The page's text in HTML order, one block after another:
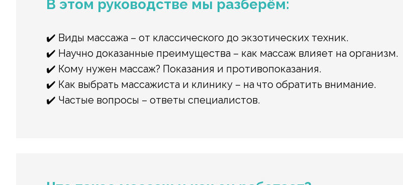
В этом руководстве мы разберём:
✔️ Виды массажа – от классического до экзотических техник.
✔️ Научно доказанные преимущества – как массаж влияет на организм.
✔️ Кому нужен массаж? Показания и противопоказания.
✔️ Как выбрать массажиста и клинику – на что обратить внимание.
✔️ Частые вопросы – ответы специалистов.